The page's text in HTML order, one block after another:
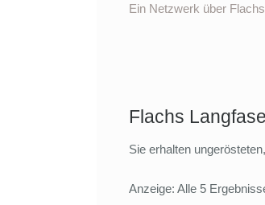
Ein Netzwerk über
Flachs
Sie erhalten
Anzeige: Alle 5